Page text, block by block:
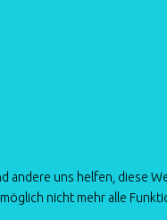
uns helfen, diese
nicht mehr alle